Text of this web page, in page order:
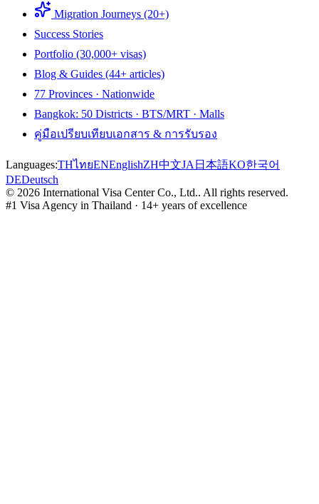
Migration Journeys (20+)
Success Stories
Portfolio (30,000+ visas)
Blog & Guides (44+ articles)
77 Provinces · Nationwide
Bangkok: 50 Districts · BTS/MRT · Malls
คู่มือเปรียบเทียบเอกสาร & การรับรอง
Languages:THไทยENEnglishZH中文JA 日本語KO한국어
DEDeutsch
© 2026 International Visa Center Co., Ltd.. All rights reserved.
#1 Visa Agency in Thailand · 14+ years of excellence